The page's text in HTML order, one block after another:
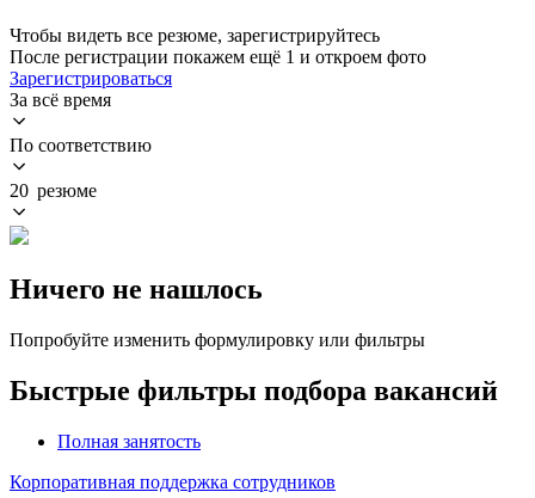
Чтобы видеть все резюме, зарегистрируйтесь
После регистрации покажем ещё 1 и откроем фото
Зарегистрироваться
За всё время
По соответствию
20 резюме
Ничего не нашлось
Попробуйте изменить формулировку или фильтры
Быстрые фильтры подбора вакансий
Полная занятость
Корпоративная поддержка сотрудников